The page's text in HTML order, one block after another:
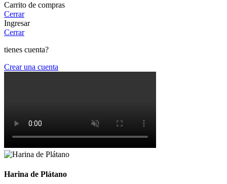
Carrito de compras
Cerrar
Ingresar
Cerrar
tienes cuenta?
Crear una cuenta
Harina de Plátano